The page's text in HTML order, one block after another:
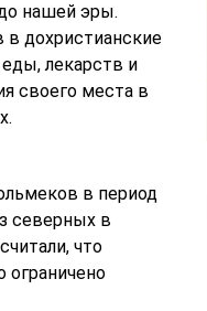
нашей эры.
дохристианские
лекарств и
своего места в
в период
северных в
что
ограничено